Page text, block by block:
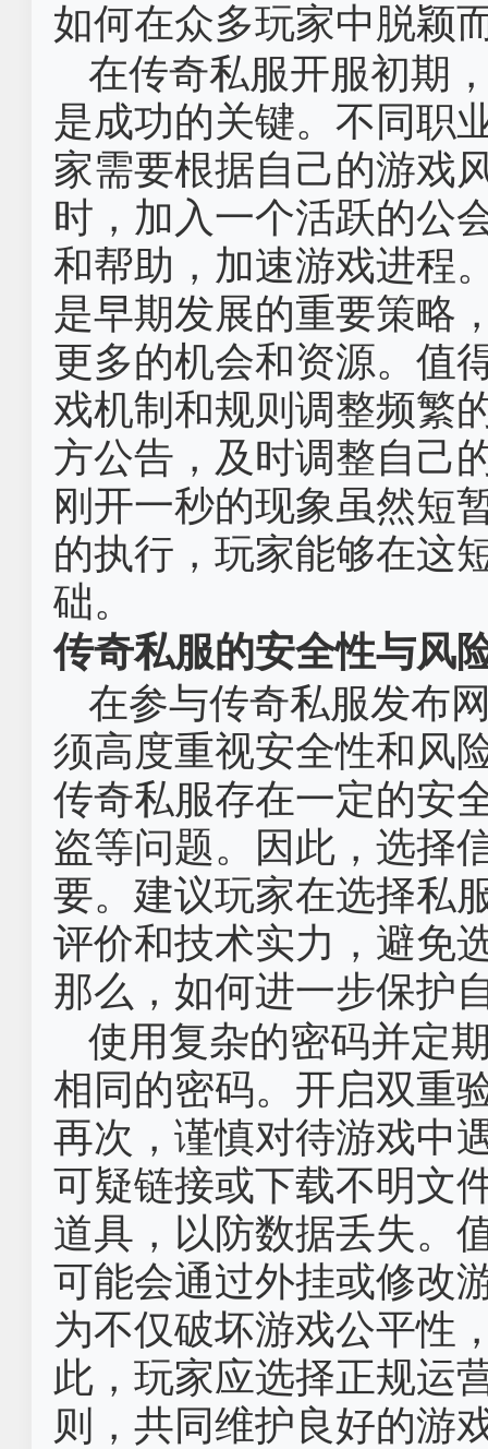
如何在众多玩家中脱颖
在传奇私服开服初期
是成功的关键。不同职
家需要根据自己的游戏
时，加入一个活跃的公
和帮助，加速游戏进程
是早期发展的重要策略
更多的机会和资源。值
戏机制和规则调整频繁
方公告，及时调整自己
刚开一秒的现象虽然短
的执行，玩家能够在这
础。
传奇私服的安全性与风
在参与传奇私服发布
须高度重视安全性和风
传奇私服存在一定的安
盗等问题。因此，选择
要。建议玩家在选择私
评价和技术实力，避免
那么，如何进一步保护
使用复杂的密码并定
相同的密码。开启双重
再次，谨慎对待游戏中
可疑链接或下载不明文
道具，以防数据丢失。
可能会通过外挂或修改
为不仅破坏游戏公平性
此，玩家应选择正规运
则，共同维护良好的游